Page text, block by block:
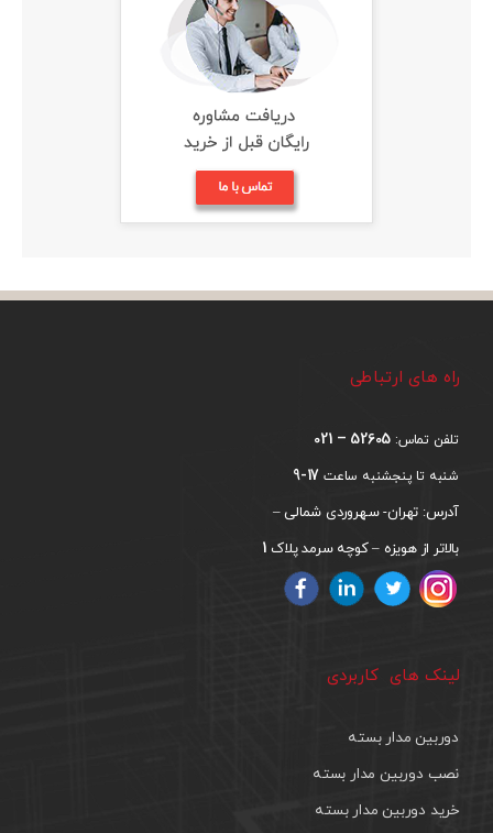
راه های ارتباطی
تلفن تماس: 52605 – 021
شنبه تا پنجشنبه ساعت 17-9
آدرس: تهران- سهروردی شمالی –
بالاتر از هویزه – کوچه سرمد پلاک 1
لینک های کاربردی
دوربین مدار بسته
نصب دوربین مدار بسته
خرید دوربین مدار بسته